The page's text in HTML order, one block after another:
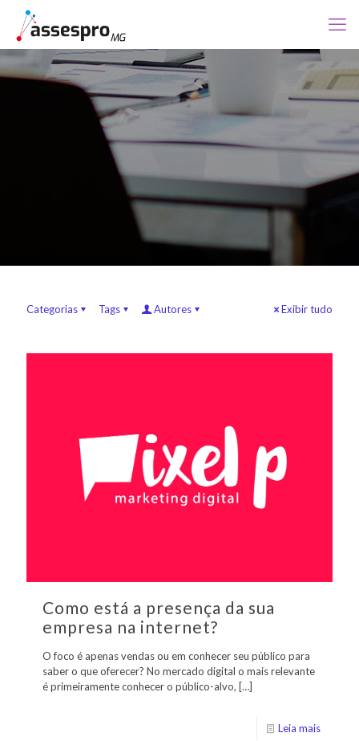
Categorias Tags Autores Exibir tudo
Como está a presença da sua
empresa na internet?
O foco é apenas vendas ou em conhecer seu público para
saber o que oferecer? No mercado digital o mais relevante
é primeiramente conhecer o público-alvo, […]
Leia mais